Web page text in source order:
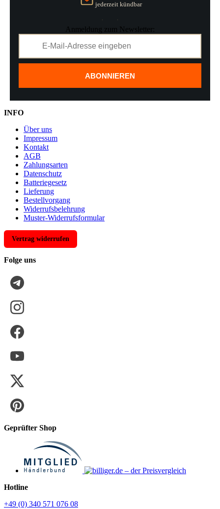
jederzeit kündbar
Anmeldung zum Newsletter:
ABONNIEREN
INFO
Über uns
Impressum
Kontakt
AGB
Zahlungsarten
Datenschutz
Batteriegesetz
Lieferung
Bestellvorgang
Widerrufsbelehrung
Muster-Widerrufsformular
Vertrag widerrufen
Folge uns
Geprüfter Shop
Hotline
+49 (0) 340 571 076 08